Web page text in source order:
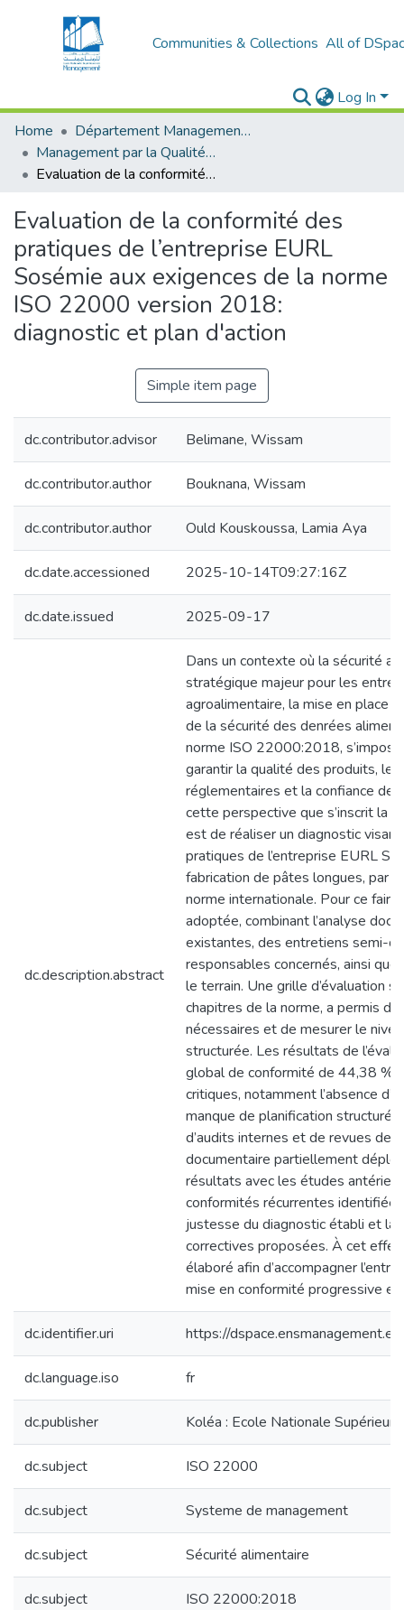
Communities & Collections All of
Log In
Home
Département Management Des Organisations
Management par la Qualité (MPQ)
Evaluation de la conformité des pratiques de l’entreprise EURL Sosémie aux exigences de la norme ISO 22000 version 2018: diagnostic et plan d'action
Evaluation de la conformité des
pratiques de l’entreprise EURL
Sosémie aux exigences de la norme
ISO 22000 version 2018:
diagnostic et plan d'action
Simple item page
dc.contributor.advisor Belimane, Wissam
dc.contributor.author Bouknana, Wissam
dc.contributor.author Ould Kouskoussa, Lamia Aya
dc.date.accessioned 2025-10-14T09:27:16Z
dc.date.issued 2025-09-17
dc.description.abstract
Dans un contexte où la sécurité
stratégique majeur pour les
agroalimentaire, la mise en place
de la sécurité des denrées
norme ISO 22000:2018,
garantir la qualité des produits, le
réglementaires et la confiance des
cette perspective que s’inscrit la
est de réaliser un diagnostic
pratiques de l’entreprise EURL
fabrication de pâtes longues, par
norme internationale. Pour ce
adoptée, combinant l’analyse
existantes, des entretiens semi-
responsables concernés, ainsi
le terrain. Une grille d’évaluation
chapitres de la norme, a permis
nécessaires et de mesurer le
structurée. Les résultats de
global de conformité de 44,38 %,
critiques, notamment l’absence
manque de planification
d’audits internes et de revues de
documentaire partiellement
résultats avec les études
conformités récurrentes
justesse du diagnostic établi et la
correctives proposées. À cet
élaboré afin d’accompagner
mise en conformité progressive et
dc.identifier.uri https://
dc.language.iso fr
dc.publisher Koléa : Ecole Nationale
dc.subject ISO 22000
dc.subject Systeme de management
dc.subject Sécurité alimentaire
dc.subject ISO 22000:2018